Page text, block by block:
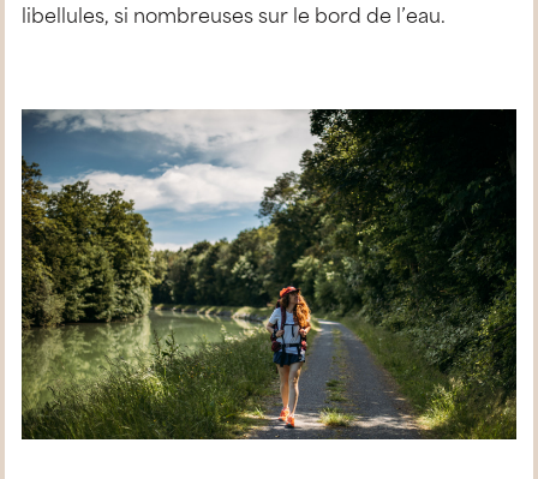
libellules, si nombreuses sur le bord de l’eau.